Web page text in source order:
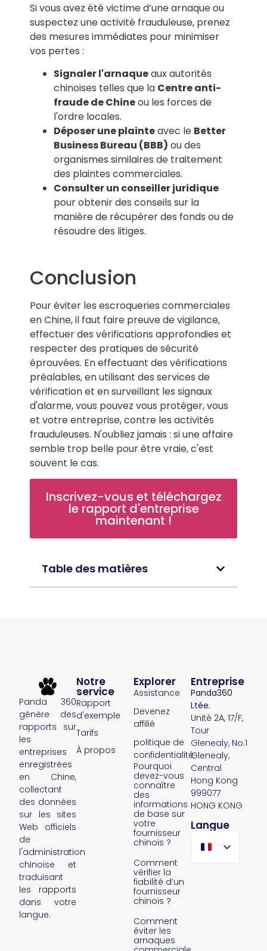
Table des matières
Si vous avez été victime d’une arnaque ou
suspectez une activité frauduleuse, prenez
des mesures immédiates pour minimiser
vos pertes :
Signaler l'arnaqueaux autorités
chinoises telles que la Centre anti-
fraude de Chineou les forces de
l'ordre locales.
Déposer une plainteavec le Better
Business Bureau (BBB) ou des
organismes similaires de traitement
des plaintes commerciales.
Consulter un conseiller juridique
pour obtenir des conseils sur la
manière de récupérer des fonds ou de
résoudre des litiges.
Conclusion
Pour éviter les escroqueries commerciales
en Chine, il faut faire preuve de vigilance,
effectuer des vérifications approfondies et
respecter des pratiques de sécurité
éprouvées. En effectuant des vérifications
préalables, en utilisant des services de
vérification et en surveillant les signaux
d'alarme, vous pouvez vous protéger, vous
et votre entreprise, contre les activités
frauduleuses. N'oubliez jamais : si une affaire
semble trop belle pour être vraie, c'est
souvent le cas.
Inscrivez-vous et téléchargez
le rapport d'entreprise
maintenant !
Panda 360
génère des
rapports sur
les
entreprises
enregistrées
en Chine,
collectant
des données
sur les sites
Web officiels
de
l'administration
chinoise et
traduisant
les rapports
dans votre
langue.
Notre
service
Rapport
d'exemple
Tarifs
À propos
Explorer
Assistance
Devenez
affilié
politique de
confidentialité
Pourquoi
devez-vous
connaître
des
informations
de base sur
votre
fournisseur
chinois ?
Comment
vérifier la
fiabilité d’un
fournisseur
chinois ?
Comment
éviter les
arnaques
Entreprise
Panda360
Ltée.
Unité 2A, 17/F,
Tour
Glenealy, No.1
Glenealy,
Central
Hong Kong
999077
HONG KONG
Langue